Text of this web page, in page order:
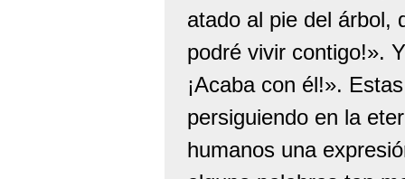
atado al pie del árbol,
podré vivir contigo!».
¡Acaba con él!».
persiguiendo en la
humanos una